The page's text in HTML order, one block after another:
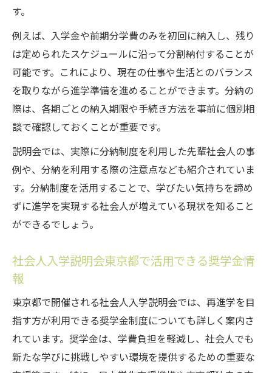
す。
例えば、入学金や前期分学費のみを初回に納入し、残り
は定められたスケジュールに沿って分割納付することが
可能です。これにより、現在の仕事や生活とのバランス
を取りながら進学準備を進めることができます。分納の
際は、各期ごとの納入期限や手続き方法を事前に個別相
談で確認しておくことが重要です。
説明会では、実際に分納制度を利用した先輩社会人の事
例や、分納を利用する際の注意点なども紹介されていま
す。分納制度を活用することで、学びたい気持ちを諦め
ずに進学を実現する社会人が増えている現状を知ること
ができるでしょう。
社会人入学説明会東京都で活用できる奨学金情
報
東京都で開催される社会人入学説明会では、再進学を目
指す方が利用できる奨学金制度についても詳しく案内さ
れています。奨学金は、学費負担を軽減し、社会人でも
新たな学びに挑戦しやすい環境を提供するための重要な